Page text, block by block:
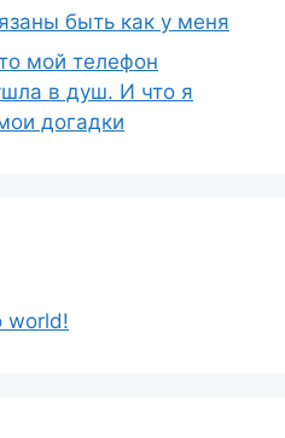
быть как у меня
мой телефон
в душ. И что я
догадки
world!